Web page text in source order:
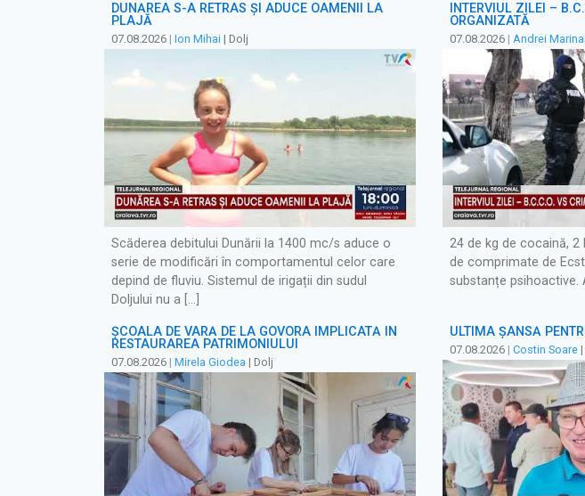
DUNĂREA S-A RETRAS ŞI ADUCE OAMENII LA
PLAJĂ
07.08.2026 | Ion Mihai | Dolj
Scăderea debitului Dunării la 1400 mc/s aduce o
serie de modificări în comportamentul celor care
depind de fluviu. Sistemul de irigații din sudul
Doljului nu a […]
INTERVIUL ZILEI –
ORGANIZATĂ
07.08.2026 | Andrei
24 de kg de cocaină, 2
de comprimate de
substanțe psihoactive.
ȘCOALA DE VARĂ DE LA GOVORA IMPLICATĂ ÎN
RESTAURAREA PATRIMONIULUI
07.08.2026 | Mirela Giodea | Dolj
ULTIMA ȘANSĂ
07.08.2026 | Costin Soare